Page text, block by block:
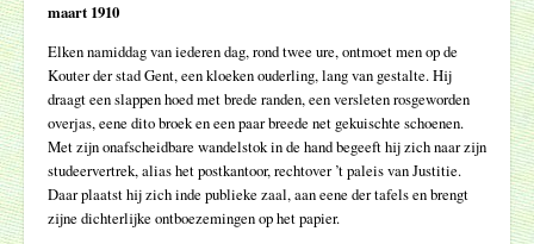
maart 1910
Elken namiddag van iederen dag, rond twee ure, ontmoet men op de
Kouter der stad Gent, een kloeken ouderling, lang van gestalte. Hij
draagt een slappen hoed met brede randen, een versleten rosgeworden
overjas, eene dito broek en een paar breede net gekuischte schoenen.
Met zijn onafscheidbare wandelstok in de hand begeeft hij zich naar zijn
studeervertrek, alias het postkantoor, rechtover ’t paleis van Justitie.
Daar plaatst hij zich inde publieke zaal, aan eene der tafels en brengt
zijne dichterlijke ontboezemingen op het papier.